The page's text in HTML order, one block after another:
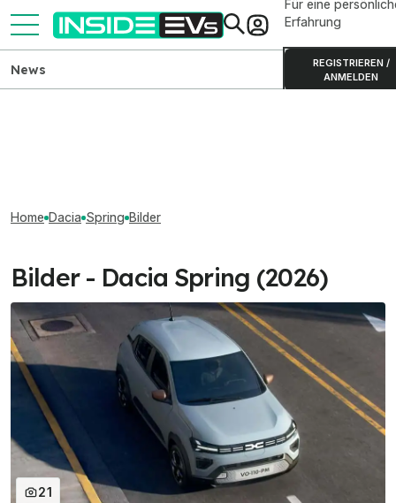
Für eine
Erfahrung
REGISTRIEREN /
ANMELDEN
News
Home Dacia Spring Bilder
Bilder - Dacia Spring (2026)
21